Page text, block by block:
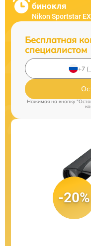
бинокля
Nikon Sportstar
Бесплатная
специалистом
Нажимая на кнопку
-20%